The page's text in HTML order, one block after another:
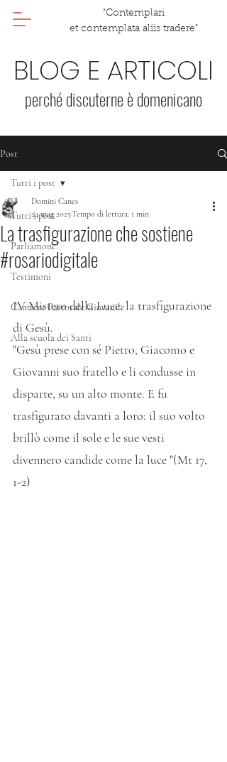
"Contemplari
et contemplata aliis tradere"
Post
Tutti i post
Parliamone!
Testimoni
Cantiere Pastorale Giovanile
Alla scuola dei Santi
Tutti i post
La trasfigurazione che sostiene
#rosariodigitale
Domini Canes
24 mag 2025Tempo di lettura: 1 min
IV Mistero della Luce: la trasfigurazione
di Gesù.
"Gesù prese con sé Pietro, Giacomo e
Giovanni suo fratello e li condusse in
disparte, su un alto monte. E fu
trasfigurato davanti a loro: il suo volto
brillò come il sole e le sue vesti
divennero candide come la luce "(Mt 17,
1-2)
BLOG E ARTICOLI
perché discuterne è domenicano